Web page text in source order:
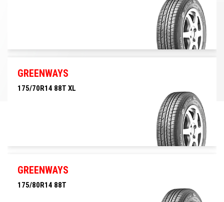
GREENWAYS
175/70R14 88T XL
GREENWAYS
175/80R14 88T